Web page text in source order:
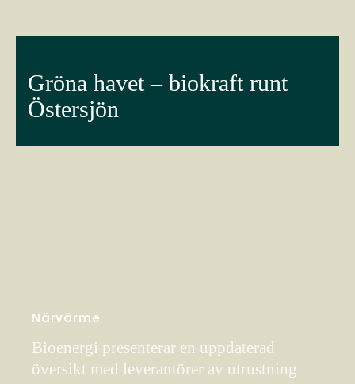
Gröna havet – biokraft runt
Östersjön
Närvärme
Bioenergi presenterar en uppdaterad
översikt med leverantörer av utrustning